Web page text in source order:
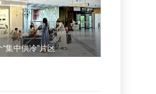
集中供冷”片区